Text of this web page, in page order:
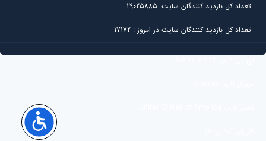
تعداد کل بازديد کنندگان سايت: 29025885
تعداد کل بازديد کنندگان سایت در امروز : 17172